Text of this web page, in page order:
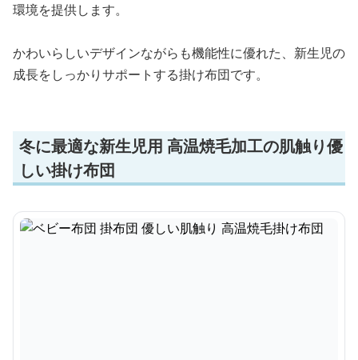
環境を提供します。
かわいらしいデザインながらも機能性に優れた、新生児の
成長をしっかりサポートする掛け布団です。
冬に最適な新生児用 高温焼毛加工の肌触り優
しい掛け布団